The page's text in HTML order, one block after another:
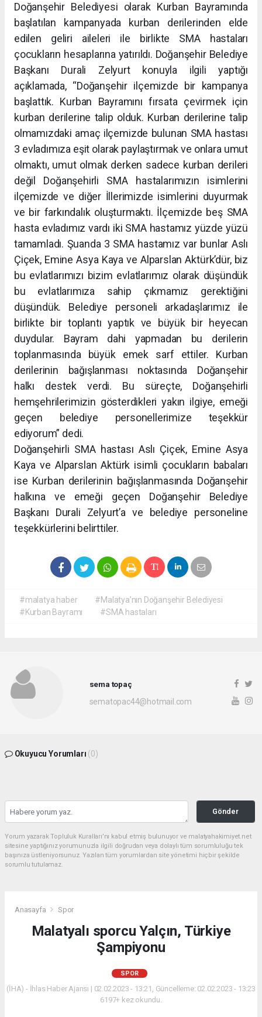
Doğanşehir Belediyesi olarak Kurban Bayramında
başlatılan kampanyada kurban derilerinden elde
edilen geliri aileleri ile birlikte SMA hastaları
çocukların hesaplarına yatırıldı. Doğanşehir Belediye
Başkanı Durali Zelyurt konuyla ilgili yaptığı
açıklamada, “Doğanşehir ilçemizde bir kampanya
başlattık. Kurban Bayramını fırsata çevirmek için
kurban derilerine talip olduk. Kurban derilerine talip
olmamızdaki amaç ilçemizde bulunan SMA hastası
3 evladımıza eşit olarak paylaştırmak ve onlara umut
olmaktı, umut olmak derken sadece kurban derileri
değil Doğanşehirli SMA hastalarımızın isimlerini
ilçemizde ve diğer İllerimizde isimlerini duyurmak
ve bir farkındalık oluşturmaktı. İlçemizde beş SMA
hasta evladımız vardı iki SMA hastamız yüzde yüzü
tamamladı. Şuanda 3 SMA hastamız var bunlar Aslı
Çiçek, Emine Asya Kaya ve Alparslan Aktürk’dür, biz
bu evlatlarımızı bizim evlatlarımız olarak düşündük
bu evlatlarımıza sahip çıkmamız gerektiğini
düşündük. Belediye personeli arkadaşlarımız ile
birlikte bir toplantı yaptık ve büyük bir heyecan
duydular. Bayram dahi yapmadan bu derilerin
toplanmasında büyük emek sarf ettiler. Kurban
derilerinin bağışlanması noktasında Doğanşehir
halkı destek verdi. Bu süreçte, Doğanşehirli
hemşehrilerimizin gösterdikleri yakın ilgiye, emeği
geçen belediye personellerimize teşekkür
ediyorum” dedi.
Doğanşehirli SMA hastası Aslı Çiçek, Emine Asya
Kaya ve Alparslan Aktürk isimli çocukların babaları
ise Kurban derilerinin bağışlanmasında Doğanşehir
halkına ve emeği geçen Doğanşehir Belediye
Başkanı Durali Zelyurt’a ve belediye personeline
teşekkürlerini belirttiler.
#malatya haber
#Malatya’nın Doğanşehir Belediyesi
#Kurban Bayramı
#SMA hastaları
sema topaç
sematopac44@hotmail.com
Okuyucu Yorumları (0)
Gönder
Yorum yazarak Topluluk Kuralları’nı kabul etmiş bulunuyor ve malatyahakimiyet.net
sitesine yaptığınız yorumunuzla ilgili doğrudan veya dolaylı tüm sorumluluğu tek
başınıza üstleniyorsunuz. Yazılan tüm yorumlardan site yönetimi hiçbir şekilde
sorumlu tutulamaz.
Anasayfa Spor
Malatyalı sporcu Yalçın, Türkiye
Şampiyonu
SPOR
(İHA) - İhlas Haber Ajansı | 02.02.2023 - 13:21, Güncelleme: 02.02.2023 - 13:23
6197+ kez okundu.